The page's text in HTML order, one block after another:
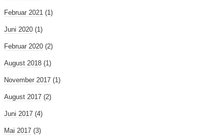
Februar 2021 (1)
Juni 2020 (1)
Februar 2020 (2)
August 2018 (1)
November 2017 (1)
August 2017 (2)
Juni 2017 (4)
Mai 2017 (3)